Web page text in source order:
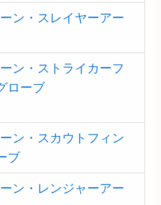
ン・スレイヤーアー
ン・ストライカーフ
ローブ
ン・スカウトフィン
ブ
ン・レンジャーアー